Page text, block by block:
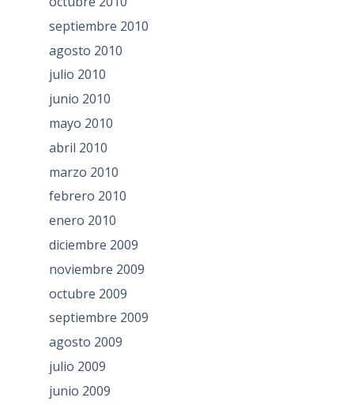
septiembre 2010
agosto 2010
julio 2010
junio 2010
mayo 2010
abril 2010
marzo 2010
febrero 2010
enero 2010
diciembre 2009
noviembre 2009
octubre 2009
septiembre 2009
agosto 2009
julio 2009
junio 2009